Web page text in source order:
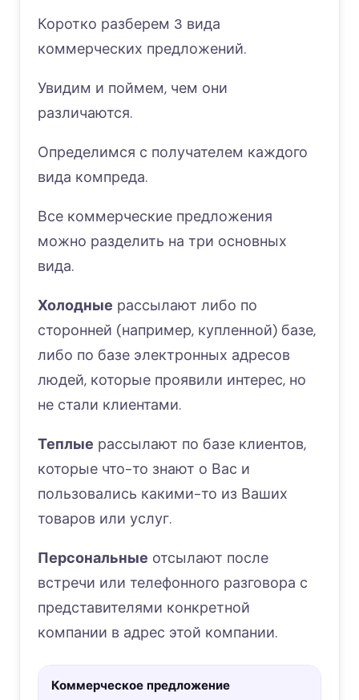
Коротко разберем 3 вида
коммерческих предложений.
Увидим и поймем, чем они
различаются.
Определимся с получателем каждого
вида компреда.
Все коммерческие предложения
можно разделить на три основных
вида.
Холодные рассылают либо по
сторонней (например, купленной) базе,
либо по базе электронных адресов
людей, которые проявили интерес, но
не стали клиентами.
Теплые рассылают по базе клиентов,
которые что-то знают о Вас и
пользовались какими-то из Ваших
товаров или услуг.
Персональные отсылают после
встречи или телефонного разговора с
представителями конкретной
компании в адрес этой компании.
Коммерческое предложение